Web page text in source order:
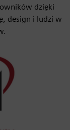
dzięki
design i ludzi w